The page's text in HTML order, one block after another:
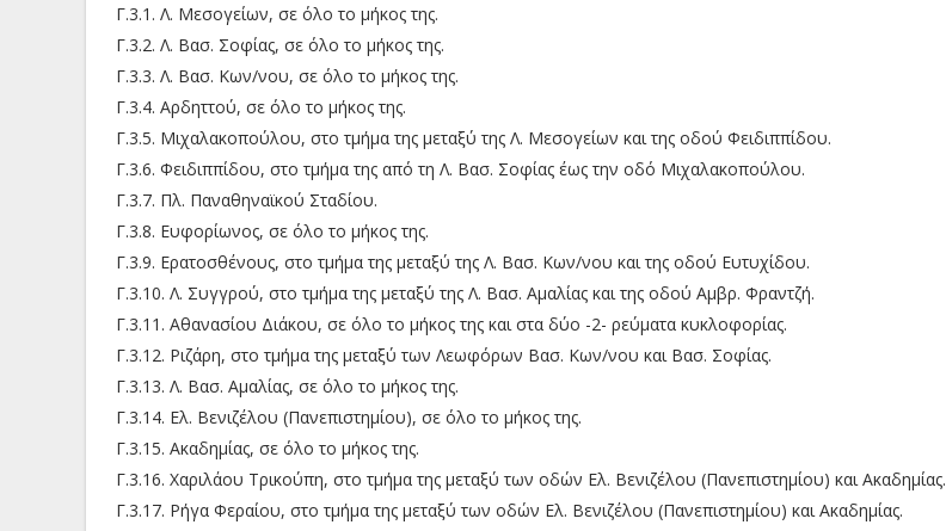
Γ.3.1. Λ. Μεσογείων, σε όλο το μήκος της.
Γ.3.2. Λ. Βασ. Σοφίας, σε όλο το μήκος της.
Γ.3.3. Λ. Βασ. Κων/νου, σε όλο το μήκος της.
Γ.3.4. Αρδηττού, σε όλο το μήκος της.
Γ.3.5. Μιχαλακοπούλου, στο τμήμα της μεταξύ της Λ. Μεσογείων και της οδού Φειδιππίδου.
Γ.3.6. Φειδιππίδου, στο τμήμα της από τη Λ. Βασ. Σοφίας έως την οδό Μιχαλακοπούλου.
Γ.3.7. Πλ. Παναθηναϊκού Σταδίου.
Γ.3.8. Ευφορίωνος, σε όλο το μήκος της.
Γ.3.9. Ερατοσθένους, στο τμήμα της μεταξύ της Λ. Βασ. Κων/νου και της οδού Ευτυχίδου.
Γ.3.10. Λ. Συγγρού, στο τμήμα της μεταξύ της Λ. Βασ. Αμαλίας και της οδού Αμβρ. Φραντζή.
Γ.3.11. Αθανασίου Διάκου, σε όλο το μήκος της και στα δύο -2- ρεύματα κυκλοφορίας.
Γ.3.12. Ριζάρη, στο τμήμα της μεταξύ των Λεωφόρων Βασ. Κων/νου και Βασ. Σοφίας.
Γ.3.13. Λ. Βασ. Αμαλίας, σε όλο το μήκος της.
Γ.3.14. Ελ. Βενιζέλου (Πανεπιστημίου), σε όλο το μήκος της.
Γ.3.15. Ακαδημίας, σε όλο το μήκος της.
Γ.3.16. Χαριλάου Τρικούπη, στο τμήμα της μεταξύ των οδών Ελ. Βενιζέλου (Πανεπιστημίου) και Ακαδημίας.
Γ.3.17. Ρήγα Φεραίου, στο τμήμα της μεταξύ των οδών Ελ. Βενιζέλου (Πανεπιστημίου) και Ακαδημίας.